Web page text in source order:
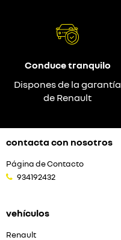
Conduce tranquilo
Dispones de la garantía
de Renault
contacta con nosotros
Página de Contacto
934192432
vehículos
Renault